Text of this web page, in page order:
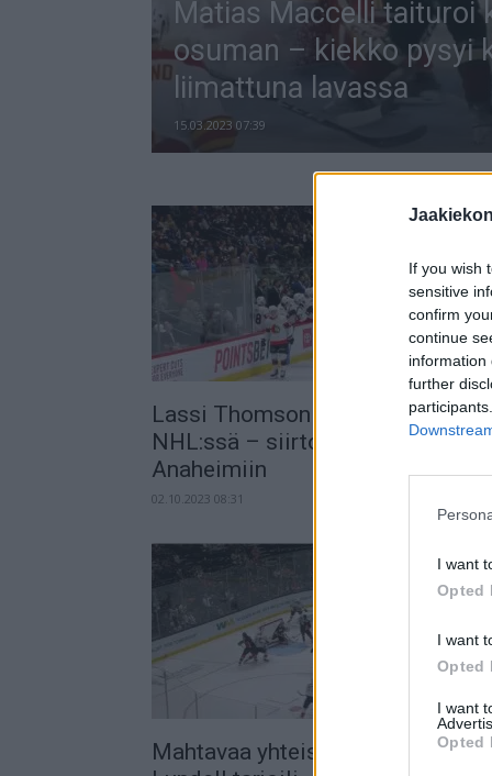
If you wish
sensitive
confirm
continue
information
further
I want
Opted
I want
Opted
I want
Opted
Matias Maccelli taituroi
osuman – kiekko pysyi
liimattuna lavassa
15.03.2023 07:39
Lassi Thomson vaihtaa seuraa
NHL:ssä – siirtolistan kautta
Anaheimiin
02.10.2023 08:31
Mahtavaa yhteispeliä! – Anton